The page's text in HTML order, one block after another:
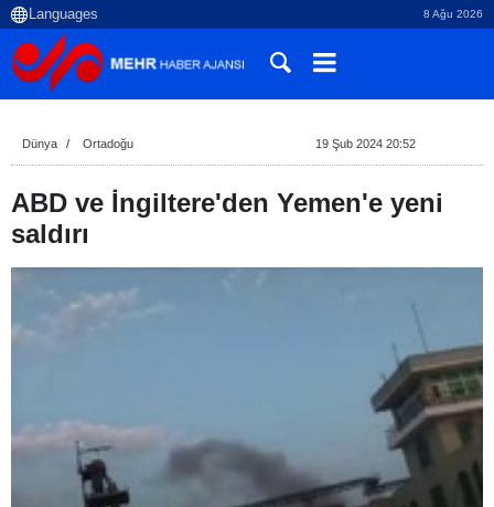
8 Ağu 2026
Dünya Ortadoğu 19 Şub 2024 20:52
ABD ve İngiltere'den Yemen'e yeni
saldırı